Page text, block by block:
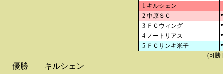
1 キルシェン
2 中原ＳＣ
3 ＦＣウィング
4 ノートリアス
5 ＦＣサンキ米子
(○[勝
優勝 キルシェン